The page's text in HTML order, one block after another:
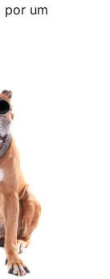
por um